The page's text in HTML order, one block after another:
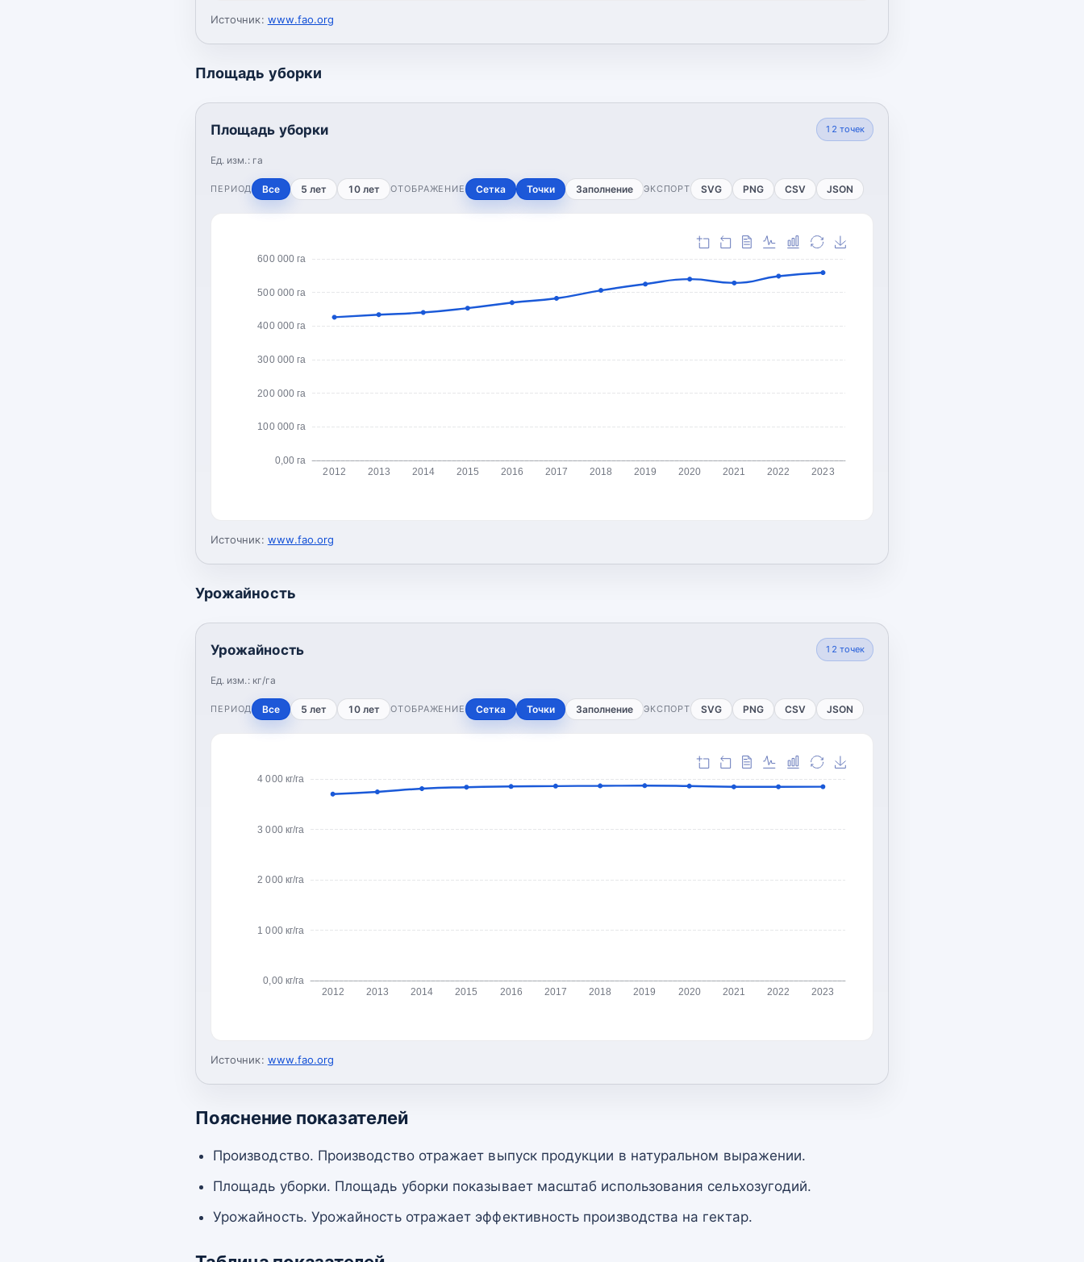
Источник: www.fao.org
Площадь уборки
Площадь уборки
Ед. изм.: га
12 точек
ПЕРИОД Все 5 лет 10 лет ОТОБРАЖЕНИЕ Сетка Точки Заполнение ЭКСПОРТ SVG PNG CSV JSON
0,00 га
100 000 га
200 000 га
300 000 га
400 000 га
500 000 га
600 000 га
2012 2013 2014 2015 2016 2017 2018 2019 2020 2021 2022 2023
Источник: www.fao.org
Урожайность
Урожайность
Ед. изм.: кг/га
12 точек
ПЕРИОД Все 5 лет 10 лет ОТОБРАЖЕНИЕ Сетка Точки Заполнение ЭКСПОРТ SVG PNG CSV JSON
0,00 кг/га
1 000 кг/га
2 000 кг/га
3 000 кг/га
4 000 кг/га
2012 2013 2014 2015 2016 2017 2018 2019 2020 2021 2022 2023
Источник: www.fao.org
Пояснение показателей
Производство. Производство отражает выпуск продукции в натуральном выражении.
Площадь уборки. Площадь уборки показывает масштаб использования сельхозугодий.
Урожайность. Урожайность отражает эффективность производства на гектар.